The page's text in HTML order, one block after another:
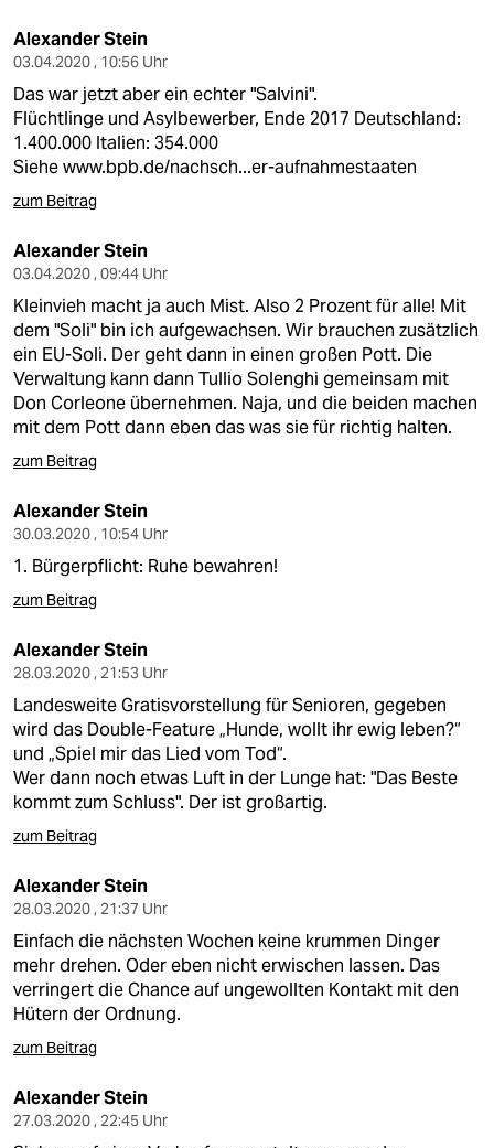
Alexander Stein
03.04.2020 , 10:56 Uhr
Das war jetzt aber ein echter "Salvini".
Flüchtlinge und Asylbewerber, Ende 2017 Deutschland:
1.400.000 Italien: 354.000
Siehewww.bpb.de/nachsch...er-aufnahmestaaten
zum Beitrag
Alexander Stein
03.04.2020 , 09:44 Uhr
Kleinvieh macht ja auch Mist. Also 2 Prozent für alle! Mit
dem "Soli" bin ich aufgewachsen. Wir brauchen zusätzlich
ein EU-Soli. Der geht dann in einen großen Pott. Die
Verwaltung kann dann Tullio Solenghi gemeinsam mit
Don Corleone übernehmen. Naja, und die beiden machen
mit dem Pott dann eben das was sie für richtig halten.
zum Beitrag
Alexander Stein
30.03.2020 , 10:54 Uhr
1. Bürgerpflicht: Ruhe bewahren!
zum Beitrag
Alexander Stein
28.03.2020 , 21:53 Uhr
Landesweite Gratisvorstellung für Senioren, gegeben
wird das Double-Feature „Hunde, wollt ihr ewig leben?“
und „Spiel mir das Lied vom Tod“.
Wer dann noch etwas Luft in der Lunge hat: "Das Beste
kommt zum Schluss". Der ist großartig.
zum Beitrag
Alexander Stein
28.03.2020 , 21:37 Uhr
Einfach die nächsten Wochen keine krummen Dinger
mehr drehen. Oder eben nicht erwischen lassen. Das
verringert die Chance auf ungewollten Kontakt mit den
Hütern der Ordnung.
zum Beitrag
Alexander Stein
27.03.2020 , 22:45 Uhr